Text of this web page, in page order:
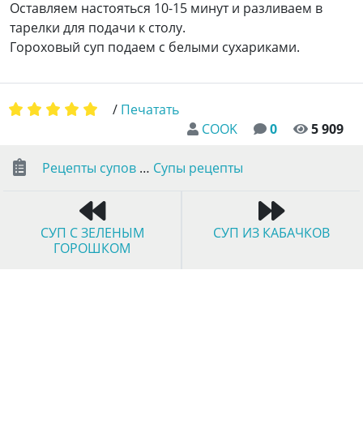
Оставляем настояться 10-15 минут и разливаем в
тарелки для подачи к столу.
Гороховый суп подаем с белыми сухариками.
COOK 0 5 909
/ Печатать
Рецепты супов … Супы рецепты
СУП С ЗЕЛЕНЫМ
ГОРОШКОМ
СУП ИЗ КАБАЧКОВ